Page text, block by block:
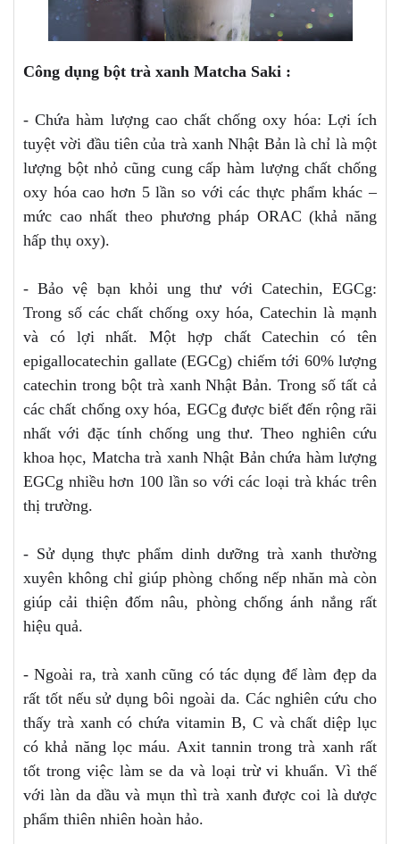
Công dụng bột trà xanh Matcha Saki :
- Chứa hàm lượng cao chất chống oxy hóa: Lợi ích
tuyệt vời đầu tiên của trà xanh Nhật Bản là chỉ là một
lượng bột nhỏ cũng cung cấp hàm lượng chất chống
oxy hóa cao hơn 5 lần so với các thực phẩm khác –
mức cao nhất theo phương pháp ORAC (khả năng
hấp thụ oxy).
- Bảo vệ bạn khỏi ung thư với Catechin, EGCg:
Trong số các chất chống oxy hóa, Catechin là mạnh
và có lợi nhất. Một hợp chất Catechin có tên
epigallocatechin gallate (EGCg) chiếm tới 60% lượng
catechin trong bột trà xanh Nhật Bản. Trong số tất cả
các chất chống oxy hóa, EGCg được biết đến rộng rãi
nhất với đặc tính chống ung thư. Theo nghiên cứu
khoa học, Matcha trà xanh Nhật Bản chứa hàm lượng
EGCg nhiều hơn 100 lần so với các loại trà khác trên
thị trường.
- Sử dụng thực phẩm dinh dưỡng trà xanh thường
xuyên không chỉ giúp phòng chống nếp nhăn mà còn
giúp cải thiện đốm nâu, phòng chống ánh nắng rất
hiệu quả.
- Ngoài ra, trà xanh cũng có tác dụng để làm đẹp da
rất tốt nếu sử dụng bôi ngoài da. Các nghiên cứu cho
thấy trà xanh có chứa vitamin B, C và chất diệp lục
có khả năng lọc máu. Axit tannin trong trà xanh rất
tốt trong việc làm se da và loại trừ vi khuẩn. Vì thế
với làn da dầu và mụn thì trà xanh được coi là dược
phẩm thiên nhiên hoàn hảo.